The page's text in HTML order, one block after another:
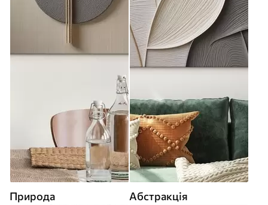
Природа Абстракція